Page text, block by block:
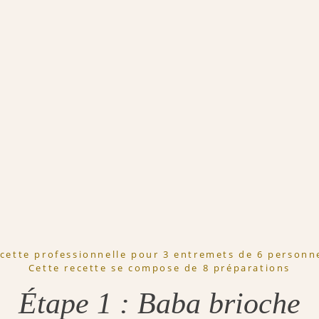
professionnelle pour 3 entremets de 6
Cette recette se compose de 8 préparations
Étape 1 : Baba brioche